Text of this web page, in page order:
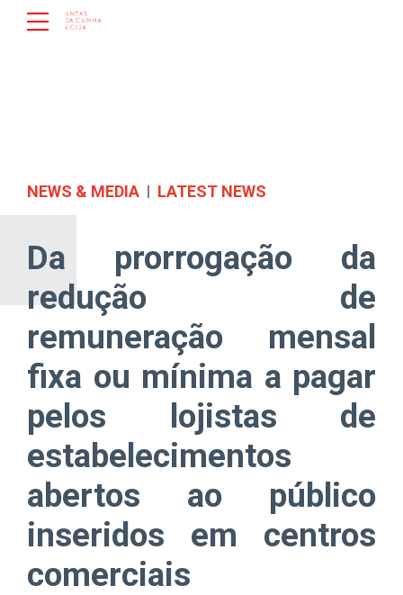
NEWS & MEDIA LATEST NEWS
Da prorrogação da
redução de
remuneração mensal
fixa ou mínima a pagar
pelos lojistas de
estabelecimentos
abertos ao público
inseridos em centros
comerciais